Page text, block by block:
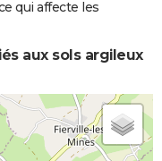
qui affecte les
aux sols argileux